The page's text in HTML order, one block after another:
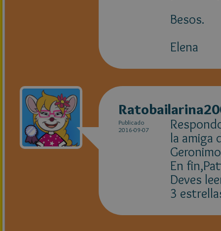
Besos.
Elena
Publicado
2016-09-07
la amiga
En
Deves
3